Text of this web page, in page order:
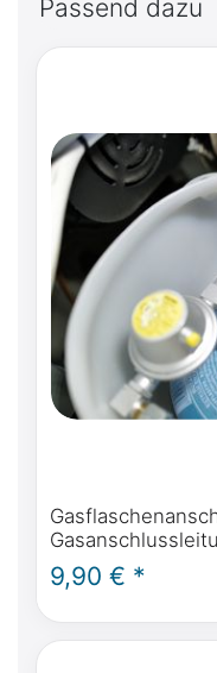
Passend dazu
schließen
9,90 € *